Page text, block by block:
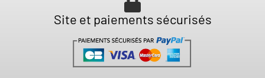
Site et paiements sécurisés